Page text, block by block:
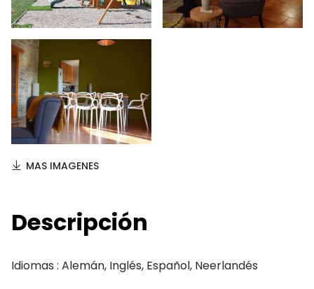
MAS IMAGENES
Descripción
Idiomas : Alemán, Inglés, Español, Neerlandés